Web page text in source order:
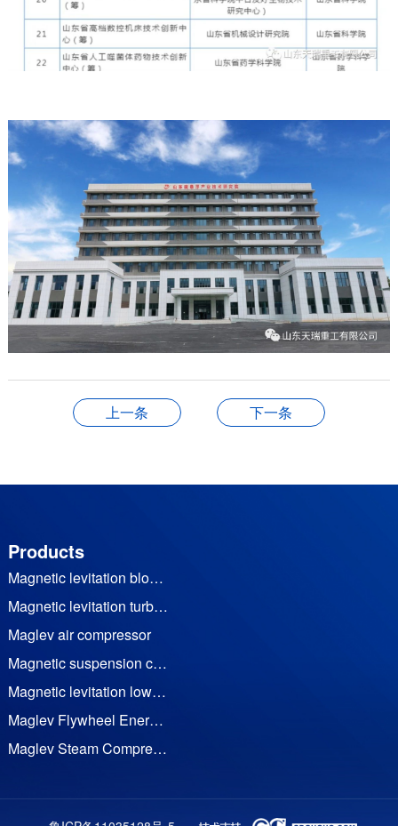
上一条 下一条
Products
Magnetic levitation blower
Magnetic levitation turbine vacuum pump
Maglev air compressor
Magnetic suspension cooling water (heat pump) unit
Magnetic levitation low temperature waste heat generator set
Maglev Flywheel Energy Storage
Maglev Steam Compressor
Permanent magnet motor